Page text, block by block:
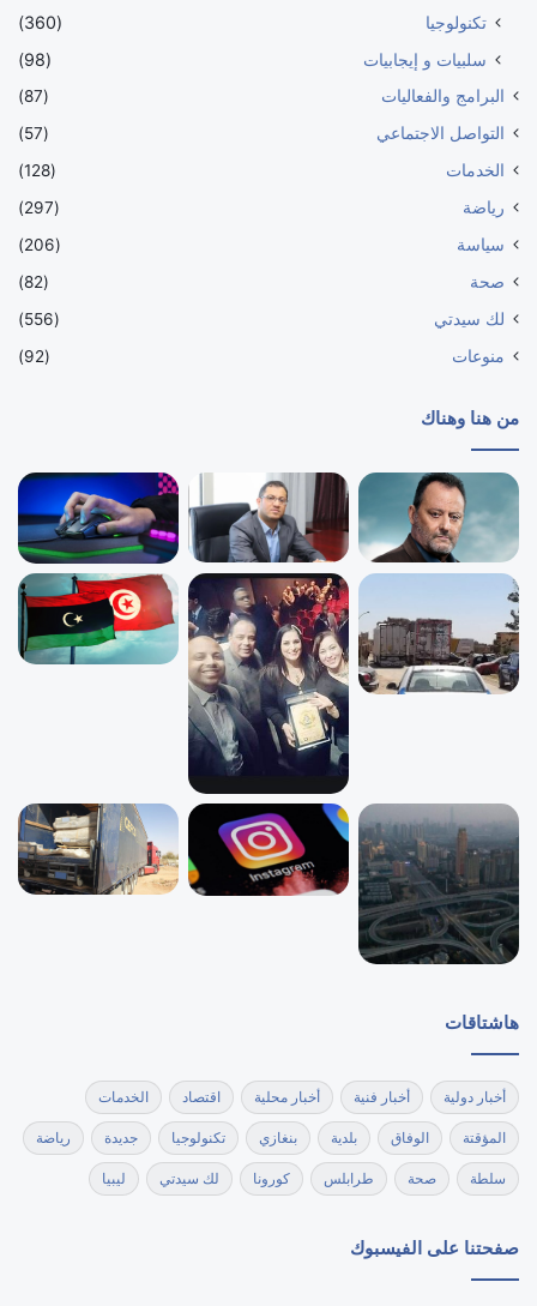
تكنولوجيا
(360)
سلبيات و إيجابيات
(98)
البرامج والفعاليات
(87)
التواصل الاجتماعي
(57)
الخدمات
(128)
رياضة
(297)
سياسة
(206)
صحة
(82)
لك سيدتي
(556)
منوعات
(92)
من هنا وهناك
هاشتاقات
أخبار دولية أخبار فنية أخبار محلية اقتصاد الخدمات
المؤقتة الوفاق بلدية بنغازي تكنولوجيا جديدة رياضة
سلطة صحة طرابلس كورونا لك سيدتي ليبيا
صفحتنا على الفيسبوك